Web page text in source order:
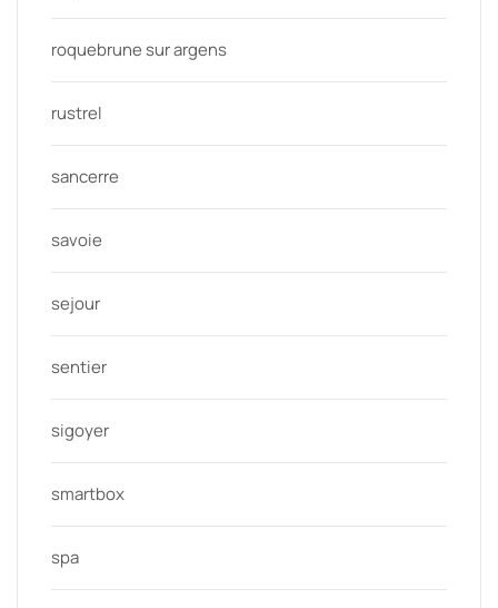
roquebrune sur argens
rustrel
sancerre
savoie
sejour
sentier
sigoyer
smartbox
spa